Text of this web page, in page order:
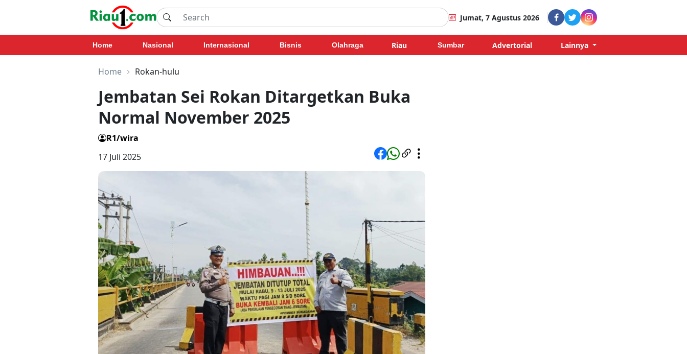
Jumat, 7 Agustus 2026
Home Nasional Internasional Bisnis Olahraga Riau Sumbar Advertorial Lainnya
Home Rokan-hulu
Jembatan Sei Rokan Ditargetkan Buka
Normal November 2025
R1/wira
17 Juli 2025